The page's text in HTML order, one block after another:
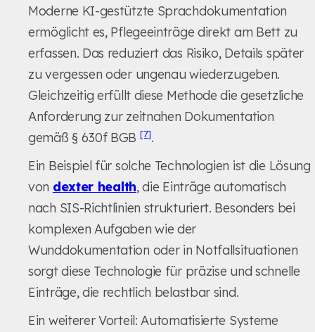
Moderne KI-gestützte Sprachdokumentation
ermöglicht es, Pflegeeinträge direkt am Bett zu
erfassen. Das reduziert das Risiko, Details später
zu vergessen oder ungenau wiederzugeben.
Gleichzeitig erfüllt diese Methode die gesetzliche
Anforderung zur zeitnahen Dokumentation
gemäß § 630f BGB [7].
Ein Beispiel für solche Technologien ist die Lösung
von dexter health, die Einträge automatisch
nach SIS-Richtlinien strukturiert. Besonders bei
komplexen Aufgaben wie der
Wunddokumentation oder in Notfallsituationen
sorgt diese Technologie für präzise und schnelle
Einträge, die rechtlich belastbar sind.
Ein weiterer Vorteil: Automatisierte Systeme